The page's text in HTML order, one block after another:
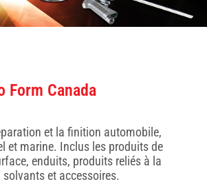
Form Canada
et la finition automobile,
et marine. Inclus les produits de
enduits, produits reliés à la
solvants et accessoires.